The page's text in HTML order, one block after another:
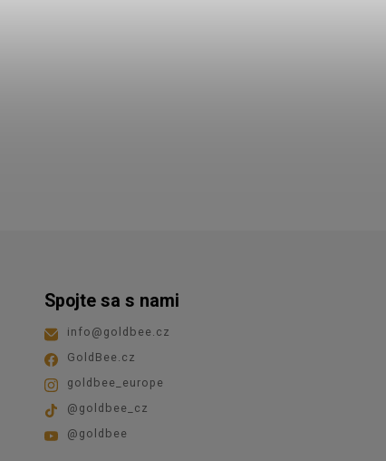
Spojte sa s nami
info @ goldbee.cz
GoldBee.cz
goldbee_europe
@goldbee_cz
@goldbee